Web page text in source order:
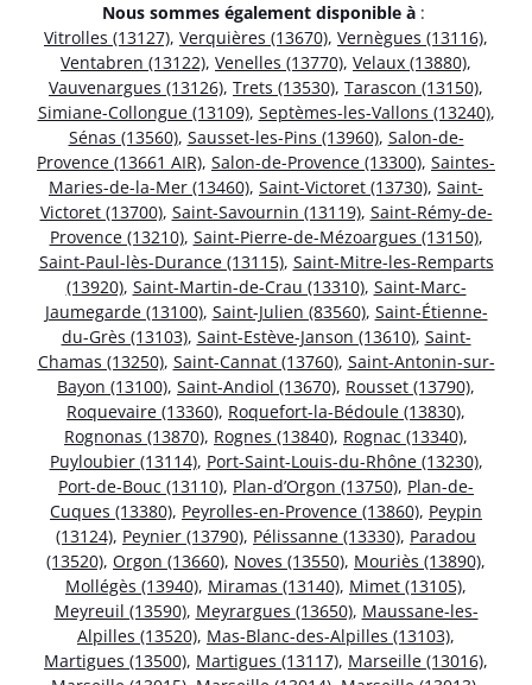
Nous sommes également disponible à :
Vitrolles (13127), Verquières (13670), Vernègues (13116),
Ventabren (13122), Venelles (13770), Velaux (13880),
Vauvenargues (13126), Trets (13530), Tarascon (13150),
Simiane-Collongue (13109), Septèmes-les-Vallons (13240),
Sénas (13560), Sausset-les-Pins (13960), Salon-de-
Provence (13661 AIR), Salon-de-Provence (13300), Saintes-
Maries-de-la-Mer (13460), Saint-Victoret (13730), Saint-
Victoret (13700), Saint-Savournin (13119), Saint-Rémy-de-
Provence (13210), Saint-Pierre-de-Mézoargues (13150),
Saint-Paul-lès-Durance (13115), Saint-Mitre-les-Remparts
(13920), Saint-Martin-de-Crau (13310), Saint-Marc-
Jaumegarde (13100), Saint-Julien (83560), Saint-Étienne-
du-Grès (13103), Saint-Estève-Janson (13610), Saint-
Chamas (13250), Saint-Cannat (13760), Saint-Antonin-sur-
Bayon (13100), Saint-Andiol (13670), Rousset (13790),
Roquevaire (13360), Roquefort-la-Bédoule (13830),
Rognonas (13870), Rognes (13840), Rognac (13340),
Puyloubier (13114), Port-Saint-Louis-du-Rhône (13230),
Port-de-Bouc (13110), Plan-d’Orgon (13750), Plan-de-
Cuques (13380), Peyrolles-en-Provence (13860), Peypin
(13124), Peynier (13790), Pélissanne (13330), Paradou
(13520), Orgon (13660), Noves (13550), Mouriès (13890),
Mollégès (13940), Miramas (13140), Mimet (13105),
Meyreuil (13590), Meyrargues (13650), Maussane-les-
Alpilles (13520), Mas-Blanc-des-Alpilles (13103),
Martigues (13500), Martigues (13117), Marseille (13016),